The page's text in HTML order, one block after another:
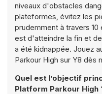
niveaux d'obstacles
plateformes, évitez les
prudemment à travers
est d'atteindre la fin et
a été kidnappée. Jouez
Parkour High sur Y8 dès
Quel est l’objectif
Platform Parkour High